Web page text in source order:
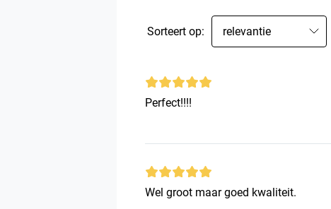
Sorteert op: relevantie
Perfect!!!!
Wel groot maar goed kwaliteit.